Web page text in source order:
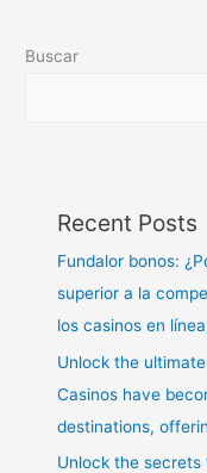
Buscar
Recent Posts
Fundalor bonos:
superior a la
los casinos en
Unlock the
Casinos have
destinations,
Unlock the secrets